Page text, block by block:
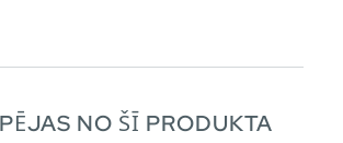
NO ŠĪ PRODUKTA